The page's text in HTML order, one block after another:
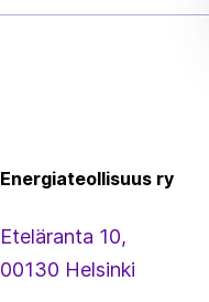
Energiateollisuus ry
Eteläranta 10,
00130 Helsinki